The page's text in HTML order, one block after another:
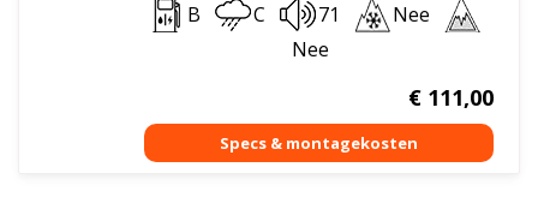
B C 71
Nee
Nee
€111,00